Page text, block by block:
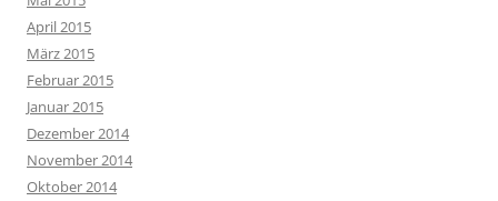
April 2015
März 2015
Februar 2015
Januar 2015
Dezember 2014
November 2014
Oktober 2014